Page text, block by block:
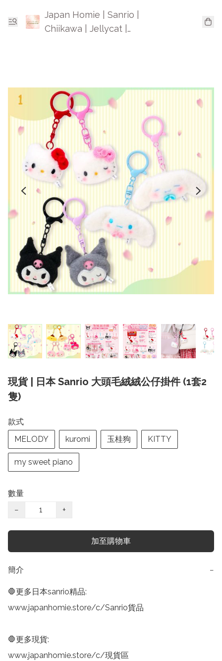
Japan Homie | Sanrio |
Chiikawa | Jellycat |
現貨 | 日本 Sanrio 大頭毛絨絨公仔掛件 (1套2
隻)
款式
MELODY
kuromi 玉桂狗 KITTY
my sweet piano
數量
−
+
加至購物車
簡介 −
🛑更多日本sanrio精品:
www.japanhomie.store/c/Sanrio貨品
🛑更多現貨:
www.japanhomie.store/c/現貨區